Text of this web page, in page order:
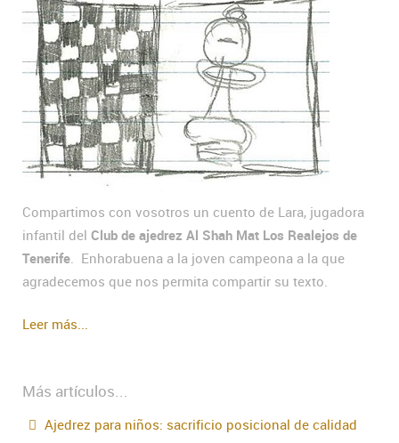
Compartimos con vosotros un cuento de Lara, jugadora
infantil del Club de ajedrez Al Shah Mat Los Realejos de
Tenerife . Enhorabuena a la joven campeona a la que
agradecemos que nos permita compartir su texto.
Leer más...
Más artículos...
Ajedrez para niños: sacrificio posicional de calidad